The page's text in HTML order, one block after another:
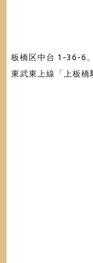
板橋区中台 1-36-6 。
東武東上線「上板橋